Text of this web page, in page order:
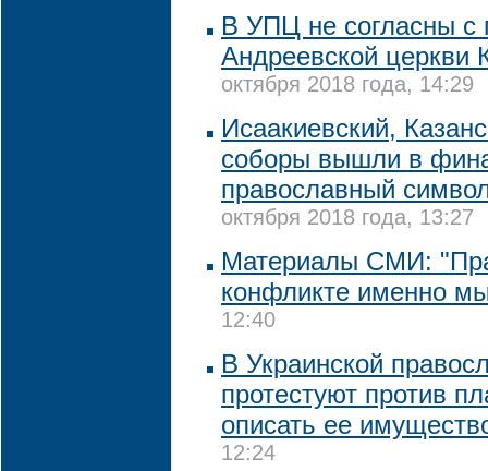
В УПЦ не согласны с
Андреевской церкви
октября 2018 года, 14:29
Исаакиевский,
соборы вышли в
православный
октября 2018 года, 13:27
Материалы СМИ:
конфликте именно
12:40
В Украинской
протестуют против
описать ее
12:24